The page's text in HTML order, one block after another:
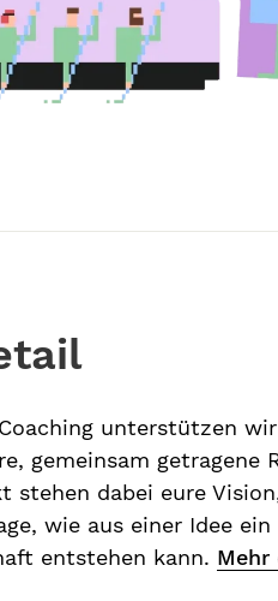
unterstützen
gemeinsam getragene
stehen dabei eure
wie aus einer Idee
entstehen kann. Mehr